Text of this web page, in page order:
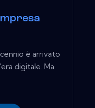
è arrivato
digitale. Ma